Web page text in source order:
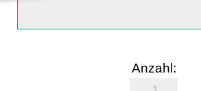
Anzahl: